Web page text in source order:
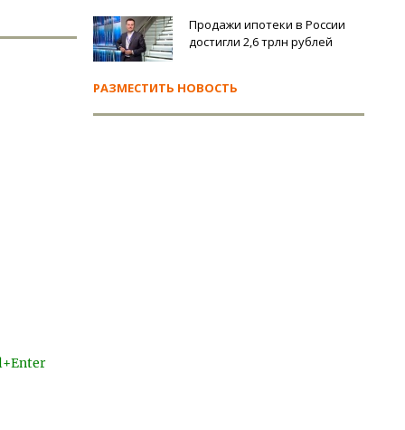
Продажи ипотеки в России
достигли 2,6 трлн рублей
РАЗМЕСТИТЬ НОВОСТЬ